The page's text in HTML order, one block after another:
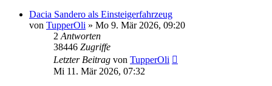
Dacia Sandero als Einsteigerfahrzeug
von TupperOli » Mo 9. Mär 2026, 09:20
2Antworten
38446 Zugriffe
Letzter Beitrag von TupperOli
Mi 11. Mär 2026, 07:32